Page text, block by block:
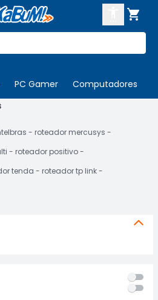

PC Gamer Computadores
ENTRE
SE
roteador mercusys
roteador positivo
tenda
roteador tp link